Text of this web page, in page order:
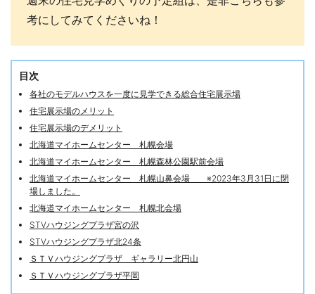
考にしてみてくださいね！
目次
各社のモデルハウスを一度に見学できる総合住宅展示場
住宅展示場のメリット
住宅展示場のデメリット
北海道マイホームセンター 札幌会場
北海道マイホームセンター 札幌森林公園駅前会場
北海道マイホームセンター 札幌山鼻会場 ※2023年3月31日に閉
場しました。
北海道マイホームセンター 札幌北会場
STVハウジングプラザ宮の沢
STVハウジングプラザ北24条
ＳＴＶハウジングプラザ ギャラリー北円山
ＳＴＶハウジングプラザ平岡